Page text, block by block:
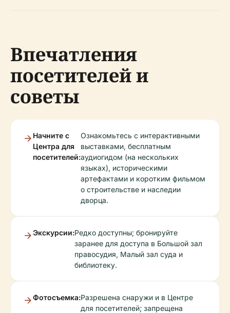
Впечатления
посетителей и
советы
Начните с
Центра для
посетителей:
Ознакомьтесь с интерактивными
выставками, бесплатным
аудиогидом (на нескольких
языках), историческими
артефактами и коротким фильмом
о строительстве и наследии
дворца.
Экскурсии:Редко доступны; бронируйте
заранее для доступа в Большой зал
правосудия, Малый зал суда и
библиотеку.
Фотосъемка:Разрешена снаружи и в Центре
для посетителей; запрещена